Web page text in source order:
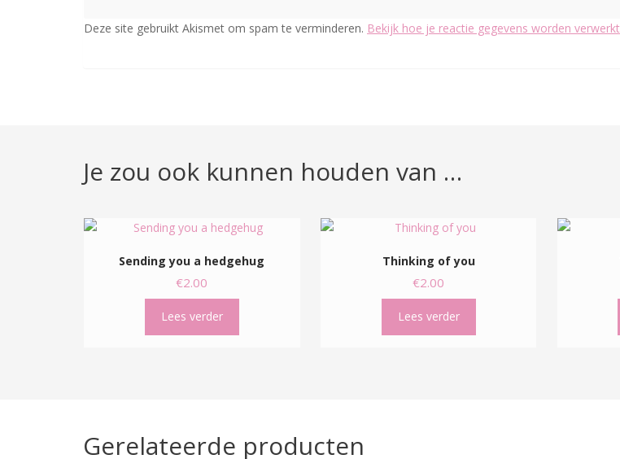
Deze site gebruikt Akismet om spam te verminderen. Bekijk hoe je reactie gegevens worden verwerkt
Je zou ook kunnen houden van …
Sending you a hedgehug
€2.00
Lees verder
Thinking of you
€2.00
Lees verder
Gerelateerde producten